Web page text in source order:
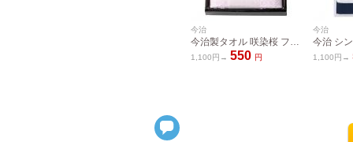
今治
今治製タオル 咲染桜 フェイスタオル SZ-1001
1,100円→ 550 円
今治
1,100円→